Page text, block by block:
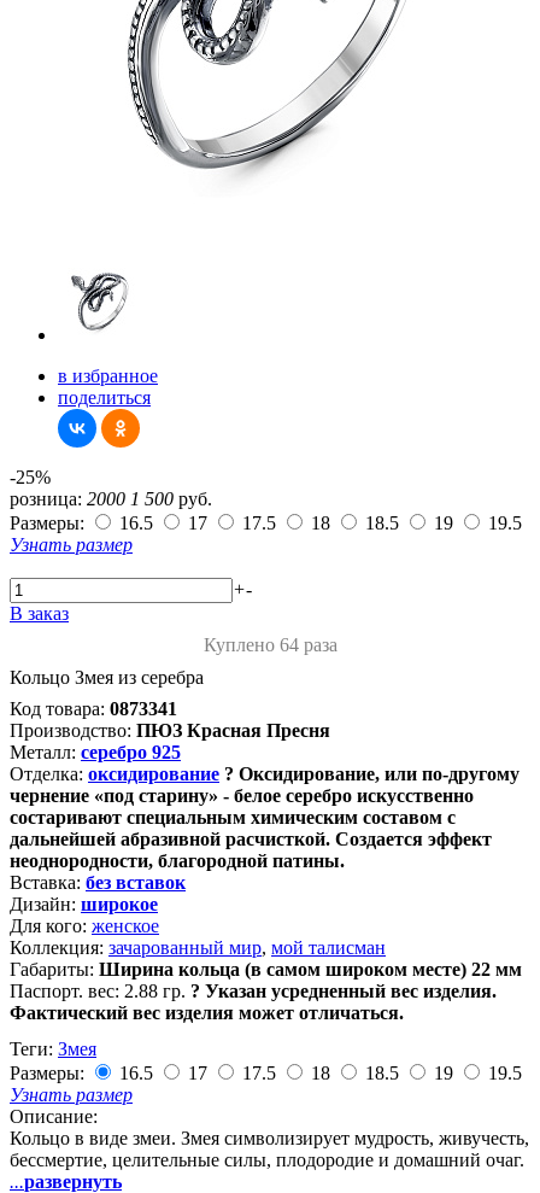
в избранное
поделиться
-25%
розница: 2000 1 500 руб.
Размеры:
16.5 17 17.5 18 18.5 19
19.5
Узнать размер
+-
В заказ
Куплено 64 раза
Кольцо Змея из серебра
Код товара: 0873341
Производство: ПЮЗ Красная Пресня
Металл: серебро 925
Отделка: оксидирование ? Оксидирование, или по-другому
чернение «под старину» - белое серебро искусственно
состаривают специальным химическим составом с
дальнейшей абразивной расчисткой. Создается эффект
неоднородности, благородной патины.
Вставка: без вставок
Дизайн: широкое
Для кого: женское
Коллекция: зачарованный мир, мой талисман
Габариты: Ширина кольца (в самом широком месте) 22 мм
Паспорт. вес: 2.88 гр. ? Указан усредненный вес изделия.
Фактический вес изделия может отличаться.
Теги: Змея
Размеры:
16.5 17 17.5 18 18.5 19
19.5
Узнать размер
Описание:
Кольцо в виде змеи. Змея символизирует мудрость, живучесть,
бессмертие, целительные силы, плодородие и домашний очаг.
...развернуть